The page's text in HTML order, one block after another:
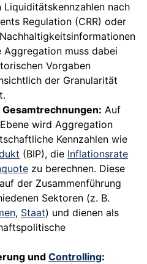
nach
Regulation (CRR) oder
Aggregation muss dabei
Vorgaben
der Granularität
Auf
wird Aggregation
Kennzahlen wie
(BIP), die Inflationsrate
zu berechnen. Diese
der Zusammenführung
Sektoren (z. B.
, Staat) und dienen als
und Controlling: